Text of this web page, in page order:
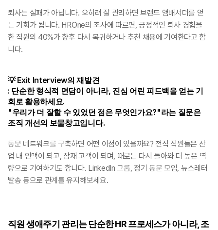
퇴사는 실패가 아닙니다. 오히려 잘 관리하면 브랜드 앰배서더를 얻
는 기회가 됩니다. HROne의 조사에 따르면, 긍정적인 퇴사 경험을
한 직원의 40%가 향후 다시 복귀하거나 추천 채용에 기여한다고 합
니다.
💡 Exit Interview의 재발견
: 단순한 형식적 면담이 아니라, 진심 어린 피드백을 얻는 기
회로 활용하세요.
"우리가 더 잘할 수 있었던 점은 무엇인가요?"라는 질문은
조직 개선의 보물창고입니다.
동문 네트워크를 구축하면 어떤 이점이 있을까요? 전직 직원들은 산
업 내 인맥이 되고, 잠재 고객이 되며, 때로는 다시 돌아와 더 높은 역
량으로 기여하기도 합니다. LinkedIn 그룹, 정기 동문 모임, 뉴스레터
발송 등으로 관계를 유지해보세요.
직원 생애주기 관리는 단순한 HR 프로세스가 아니라, 조